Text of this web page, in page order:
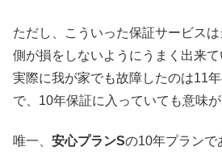
ただし、こういった保証サービス
側が損をしないようにうまく出来て
実際に我が家でも故障したのは11
で、10年保証に入っていても意味が
唯一、 安心プランSの10年プランで